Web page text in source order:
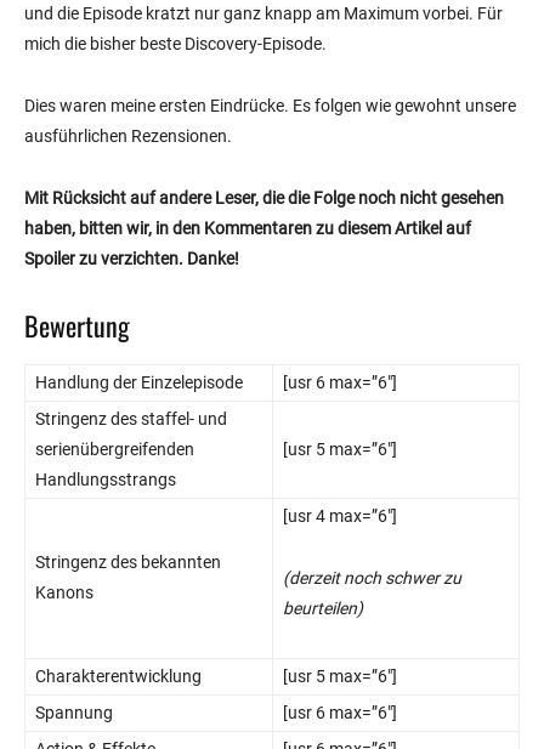
und die Episode kratzt nur ganz knapp am Maximum vorbei. Für
mich die bisher beste Discovery-Episode.
Dies waren meine ersten Eindrücke. Es folgen wie gewohnt unsere
ausführlichen Rezensionen.
Mit Rücksicht auf andere Leser, die die Folge noch nicht gesehen
haben, bitten wir, in den Kommentaren zu diesem Artikel auf
Spoiler zu verzichten. Danke!
Bewertung
Handlung der Einzelepisode
[usr 6 max=”6″]
Stringenz des staffel- und
serienübergreifenden
Handlungsstrangs
[usr 5 max=”6″]
Stringenz des bekannten
Kanons
[usr 4 max=”6″]
(derzeit noch schwer zu
beurteilen)
Charakterentwicklung
[usr 5 max=”6″]
Spannung
[usr 6 max=”6″]